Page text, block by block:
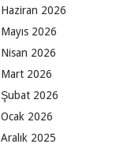
Haziran 2026
Mayıs 2026
Nisan 2026
Mart 2026
Şubat 2026
Ocak 2026
Aralık 2025